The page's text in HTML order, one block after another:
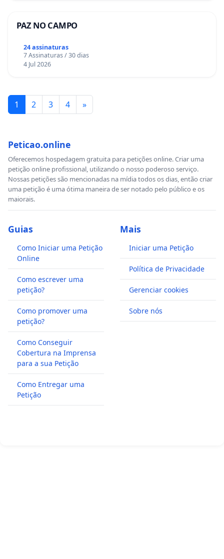
PAZ NO CAMPO
24 assinaturas
7 Assinaturas / 30 dias
4 Jul 2026
1 2 3 4 »
Peticao.online
Oferecemos hospedagem gratuita para petições online. Criar uma
petição online profissional, utilizando o nosso poderoso serviço.
Nossas petições são mencionadas na mídia todos os dias, então criar
uma petição é uma ótima maneira de ser notado pelo público e os
maiorais.
Guias
Como Iniciar uma Petição
Online
Como escrever uma
petição?
Como promover uma
petição?
Como Conseguir
Cobertura na Imprensa
para a sua Petição
Como Entregar uma
Petição
Mais
Iniciar uma Petição
Política de Privacidade
Gerenciar cookies
Sobre nós